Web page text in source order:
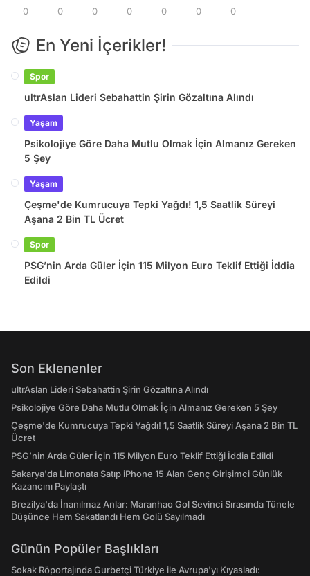
0 0 0 0 0 0 0
En Yeni İçerikler!
Spor
ultrAslan Lideri Sebahattin Şirin Gözaltına Alındı
Yaşam
Psikolojiye Göre Daha Mutlu Olmak İçin Almanız Gereken
5 Şey
Yaşam
Çeşme'de Kumrucuya Tepki Yağdı! 1,5 Saatlik Süreyi
Aşana 2 Bin TL Ücret
Spor
PSG’nin Arda Güler İçin 115 Milyon Euro Teklif Ettiği İddia
Edildi
Son Eklenenler
ultrAslan Lideri Sebahattin Şirin Gözaltına Alındı
Psikolojiye Göre Daha Mutlu Olmak İçin Almanız Gereken 5 Şey
Çeşme'de Kumrucuya Tepki Yağdı! 1,5 Saatlik Süreyi Aşana 2 Bin TL
Ücret
PSG’nin Arda Güler İçin 115 Milyon Euro Teklif Ettiği İddia Edildi
Sakarya'da Limonata Satıp iPhone 15 Alan Genç Girişimci Günlük
Kazancını Paylaştı
Brezilya'da İnanılmaz Anlar: Maranhao Gol Sevinci Sırasında Tünele
Düşünce Hem Sakatlandı Hem Golü Sayılmadı
Günün Popüler Başlıkları
Sokak Röportajında Gurbetçi Türkiye ile Avrupa'yı Kıyasladı: